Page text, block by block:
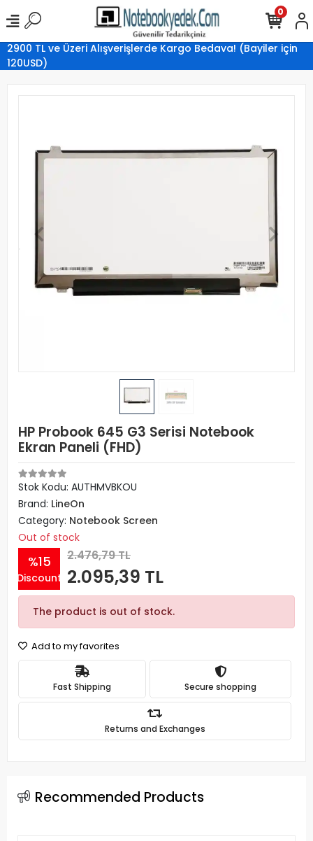
2900 TL ve Üzeri Alışverişlerde Kargo Bedava! (Bayiler için
120USD)
0
HP Probook 645 G3 Serisi Notebook
Ekran Paneli (FHD)
Stok Kodu: AUTHMVBKOU
Brand: LineOn
Category: Notebook Screen
Out of stock
%15
Discount
2.476,79 TL
2.095,39 TL
The product is out of stock.
Add to my favorites
Fast Shipping Secure shopping
Returns and Exchanges
Recommended Products